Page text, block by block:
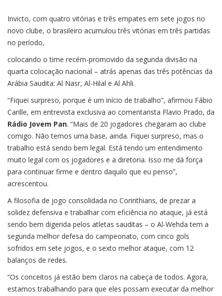
Invicto, com quatro vitórias e três empates em sete jogos no
novo clube, o brasileiro acumulou três vitórias em três partidas
no período,
colocando o time recém-promovido da segunda divisão na
quarta colocação nacional – atrás apenas das três potências da
Arábia Saudita: Al Nasr, Al-Hilal e Al Ahli.
“Fiquei surpreso, porque é um início de trabalho”, afirmou Fábio
Carille, em entrevista exclusiva ao comentarista Flavio Prado, da
Rádio Jovem Pan. “Mais de 20 jogadores chegaram ao clube
comigo. Não temos uma base, ainda. Fiquei surpreso, mas o
trabalho está sendo bem legal. Está tendo um entendimento
muito legal com os jogadores e a diretoria. Isso me dá força
para continuar firme e dentro daquilo que eu penso”,
acrescentou.
A filosofia de jogo consolidada no Corinthians, de prezar a
solidez defensiva e trabalhar com eficiência no ataque, já está
sendo bem digerida pelos atletas sauditas – o Al-Wehda tem a
segunda melhor defesa do campeonato, com cinco gols
sofridos em sete jogos, e o sexto melhor ataque, com 12
balanços de redes.
“Os conceitos já estão bem claros na cabeça de todos. Agora,
estamos trabalhando para que eles possam executar da melhor